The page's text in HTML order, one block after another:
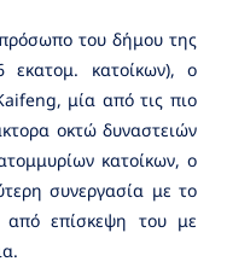
του δήμου της
κατοίκων), ο
μία από τις πιο
οκτώ δυναστειών
κατοίκων, ο
συνεργασία με το
επίσκεψη του με